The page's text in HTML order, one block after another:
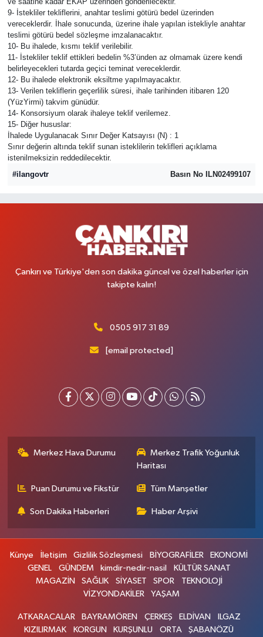
9- İstekliler tekliflerini, anahtar teslimi götürü bedel üzerinden
vereceklerdir. İhale sonucunda, üzerine ihale yapılan istekliyle anahtar
teslimi götürü bedel sözleşme imzalanacaktır.
10- Bu ihalede, kısmı teklif verilebilir.
11- İstekliler teklif ettikleri bedelin %3’ünden az olmamak üzere kendi
belirleyecekleri tutarda geçici teminat vereceklerdir.
12- Bu ihalede elektronik eksiltme yapılmayacaktır.
13- Verilen tekliflerin geçerlilik süresi, ihale tarihinden itibaren 120
(YüzYirmi) takvim günüdür.
14- Konsorsiyum olarak ihaleye teklif verilemez.
15- Diğer hususlar:
İhalede Uygulanacak Sınır Değer Katsayısı (N) : 1
Sınır değerin altında teklif sunan isteklilerin teklifleri açıklama
istenilmeksizin reddedilecektir.
#ilangovtr
Basın No ILN02499107
Çankırı ve Türkiye'den son dakika güncel ve özel haberler için
takipte kalın!
0505 917 31 89
[email protected]
Merkez Hava Durumu
Merkez Trafik Yoğunluk
Haritası
Puan Durumu ve Fikstür Tüm Manşetler
Son Dakika Haberleri Haber Arşivi
Künye İletişim Gizlilik Sözleşmesi BİYOGRAFİLER
EKONOMİ
GENEL
GÜNDEM kimdir-nedir-nasil
KÜLTÜR SANAT
MAGAZİN
SAĞLIK SİYASET SPOR
TEKNOLOJİ
VİZYONDAKİLER
YAŞAM
ATKARACALAR BAYRAMÖREN ÇERKEŞ ELDİVAN
ILGAZ
KIZILIRMAK
KORGUN KURŞUNLU ORTA ŞABANÖZÜ